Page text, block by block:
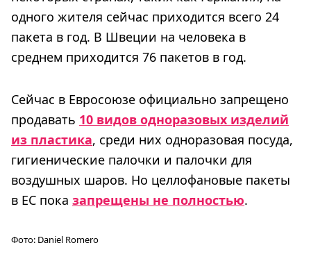
одного жителя сейчас приходится всего 24
пакета в год. В Швеции на человека в
среднем приходится 76 пакетов в год.
Сейчас в Евросоюзе официально запрещено
продавать 10 видов одноразовых изделий
из пластика, среди них одноразовая посуда,
гигиенические палочки и палочки для
воздушных шаров. Но целлофановые пакеты
в ЕС пока запрещены не полностью.
Фото: Daniel Romero